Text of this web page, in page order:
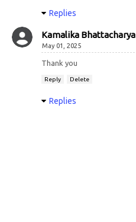
Replies
Kamalika Bhattacharya
May 01, 2025
Thank you
Reply Delete
Replies